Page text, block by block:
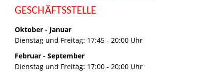
GESCHÄFTSSTELLE
Oktober - Januar
Dienstag und Freitag: 17:45 - 20:00 Uhr
Februar - September
Dienstag und Freitag: 17:00 - 20:00 Uhr